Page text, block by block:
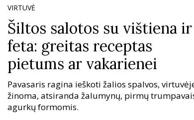
VIRTUVĖ
Šiltos salotos su vištiena ir
feta: greitas receptas
pietums ar vakarienei
Pavasaris ragina ieškoti žalios spalvos,
žinoma, atsiranda žalumynų, pirmų
agurkų formomis.